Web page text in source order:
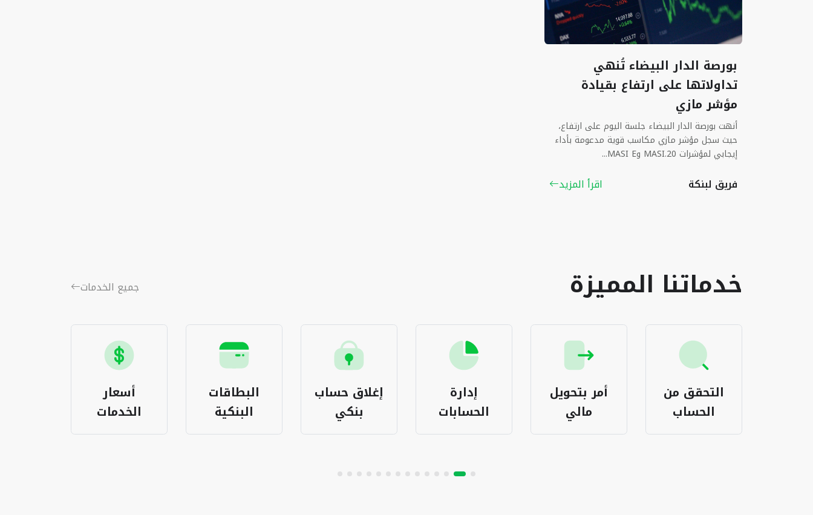
بورصة الدار البيضاء تُنهي
تداولاتها على ارتفاع بقيادة
مؤشر مازي
أنهت بورصة الدار البيضاء جلسة اليوم على ارتفاع،
حيث سجل مؤشر مازي مكاسب قوية مدعومة بأداء
إيجابي لمؤشرات MASI.20 وMASI E...
فريق لبنكة اقرأ المزيد
خدماتنا المميزة جميع الخدمات
التحقق من
الحساب
أمر بتحويل
مالي
إدارة
الحسابات
إغلاق حساب
بنكي
البطاقات
البنكية
أسعار
الخدمات